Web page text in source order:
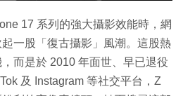
17 系列的強大攝影效能時，網
一股「復古攝影」風潮。這股熱
而是於 2010 年面世、早已退役
及 Instagram 等社交平台，Z